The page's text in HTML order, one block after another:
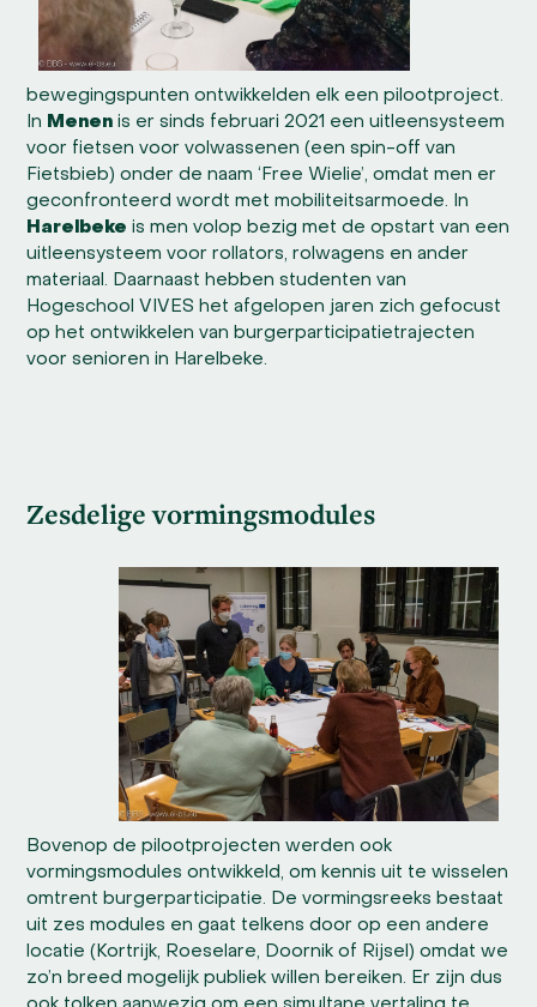
bewegingspunten ontwikkelden elk een pilootproject.
In Menen is er sinds februari 2021 een uitleensysteem
voor fietsen voor volwassenen (een spin-off van
Fietsbieb) onder de naam ‘Free Wielie’, omdat men er
geconfronteerd wordt met mobiliteitsarmoede. In
Harelbeke is men volop bezig met de opstart van een
uitleensysteem voor rollators, rolwagens en ander
materiaal. Daarnaast hebben studenten van
Hogeschool VIVES het afgelopen jaren zich gefocust
op het ontwikkelen van burgerparticipatietrajecten
voor senioren in Harelbeke.
Zesdelige vormingsmodules
Bovenop de pilootprojecten werden ook
vormingsmodules ontwikkeld, om kennis uit te wisselen
omtrent burgerparticipatie. De vormingsreeks bestaat
uit zes modules en gaat telkens door op een andere
locatie (Kortrijk, Roeselare, Doornik of Rijsel) omdat we
zo’n breed mogelijk publiek willen bereiken. Er zijn dus